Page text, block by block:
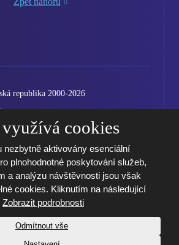
republika 2000-2026
Nastavení cookies cookies
nezbytně aktivovány esenciální
plnohodnotné poskytování služeb,
a analýzu návštěvnosti jsou však
cookies. Kliknutím na následující
Zobrazit podrobnosti
Odmítnout vše